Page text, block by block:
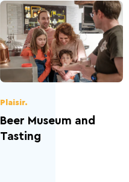
Visites guidées
Gîtes.
Contact.
Plaisir.
Beer Museum and
Tasting